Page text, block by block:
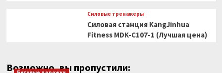
Силовые тренажеры
Силовая станция KangJinhua
Fitness MDK-C107-1 (Лучшая цена)
Возможно, вы пропустили: